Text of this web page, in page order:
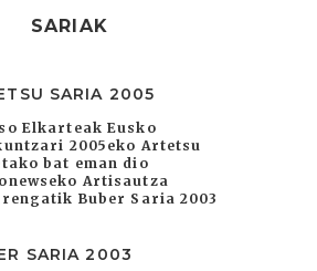
SARIAK
SARIA 2005
Elkarteak Eusko
2005eko Artetsu
bat eman dio
Artisautza
Buber Saria 2003
SARIA 2003